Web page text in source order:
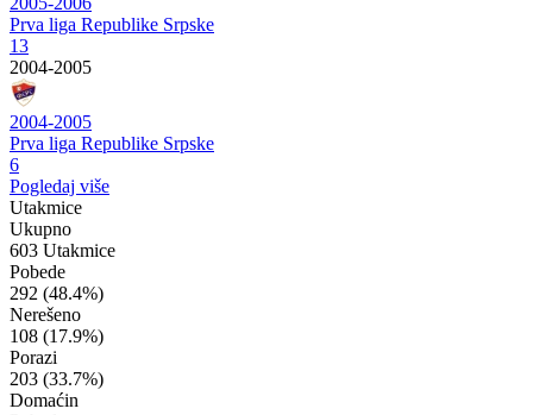
Prva liga Republike Srpske
13
2004-2005
2004-2005
Prva liga Republike Srpske
6
Pogledaj više
Utakmice
Ukupno
603 Utakmice
Pobede
292 (48.4%)
Nerešeno
108 (17.9%)
Porazi
203 (33.7%)
Domaćin